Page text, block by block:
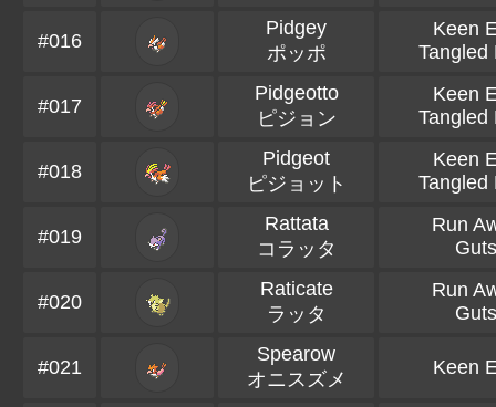
#016
Pidgey
ポッポ
Keen
Tangled
#017
Pidgeotto
ピジョン
Keen
Tangled
#018
Pidgeot
ピジョット
Keen
Tangled
#019
Rattata
コラッタ
Run
Guts
#020
Raticate
ラッタ
Run
Guts
#021
Spearow
オニスズメ
Keen